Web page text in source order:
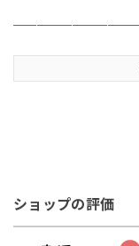
ショップの評価